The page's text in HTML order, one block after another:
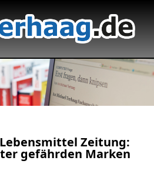
Zeitung:
gefährden Marken